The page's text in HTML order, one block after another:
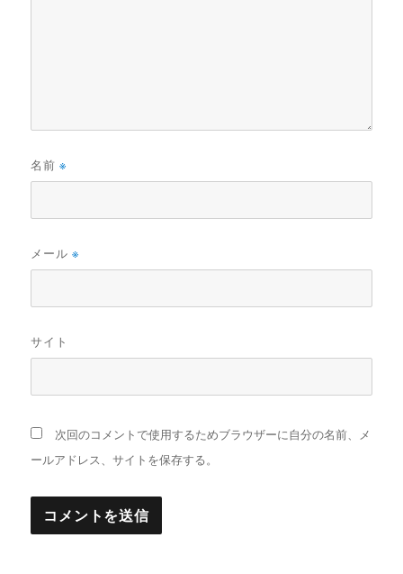
名前※
メール※
サイト
次回のコメントで使用するためブラウザーに自分の名前、メ
ールアドレス、サイトを保存する。